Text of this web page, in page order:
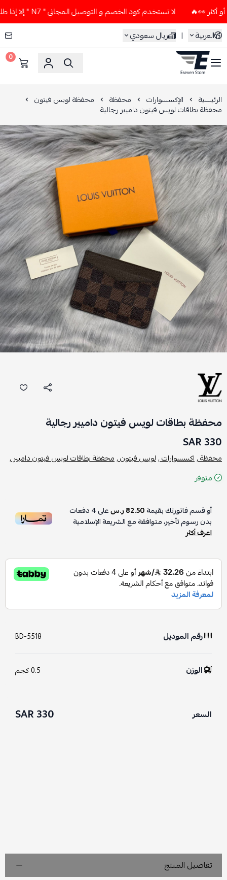
لا تستخدم كود الخصم و التوصيل المجاني " N7 " إلا إذا طلبت قطعتين أو أكثر 👀🔥
العربية
| ريال سعودي
ESEVEN STORE
0
الرئيسية الإكسسوارات محفظة محفظة لويس فيتون
محفظة بطاقات لويس فيتون داميير رجالية
محفظة بطاقات لويس فيتون داميير رجالية
330 SAR
محفظة ,اكسسوارات ,لويس فيتون ,محفظة بطاقات لويس فيتون داميير ,
متوفر
أو قسم فاتورتك بقيمة82.50 ر.س على4دفعات
بدون رسوم تأخير، متوافقة مع الشريعة الإسلامية
اعرف أكثر
رقم الموديل BD-5518
الوزن 0.5 كجم
السعر 330 SAR
تفاصيل المنتج